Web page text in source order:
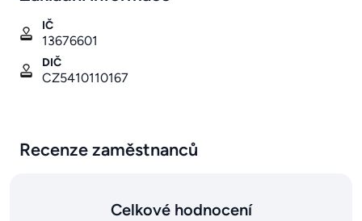
IČ
13676601
DIČ
CZ5410110167
Recenze zaměstnanců
Celkové hodnocení